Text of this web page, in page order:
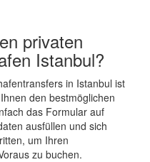
privaten
Istanbul?
in Istanbul ist
den bestmöglichen
das Formular auf
ausfüllen und sich
um Ihren
zu buchen.